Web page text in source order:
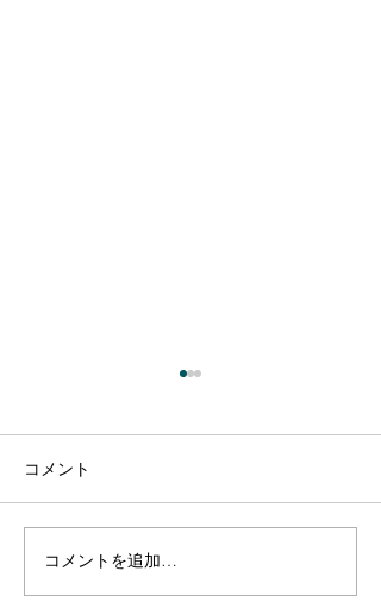
【出演のお知らせ】日本
テレビ「1億人の大質問!?
コメント
コメントを追加…